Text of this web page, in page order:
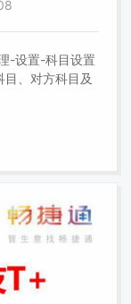
-设置-科目设置
目、对方科目及